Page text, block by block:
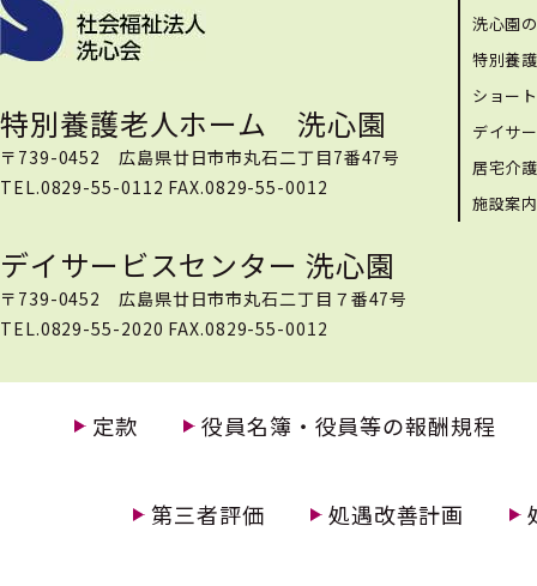
特別養護老人ホーム 洗心園
〒739-0452 広島県廿日市市丸石二丁目7番47号
TEL.0829-55-0112 FAX.0829-55-0012
デイサービスセンター 洗心園
〒739-0452 広島県廿日市市丸石二丁目７番47号
TEL.0829-55-2020 FAX.0829-55-0012
洗心園
特別養
ショー
デイサ
居宅介
施設案
定款 役員名簿・役員等の報酬規程
第三者評価 処遇改善計画